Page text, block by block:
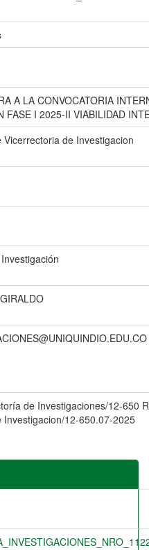
A LA CONVOCATORIA
FASE I 2025-II VIABILIDAD
Vicerrectoria de Investigacion
de Investigaciones/12-650
Investigacion/12-650.07-2025